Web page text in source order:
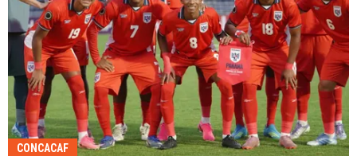
CONCACAF